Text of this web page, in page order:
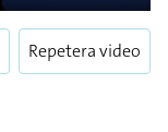
Enter
Repetera video